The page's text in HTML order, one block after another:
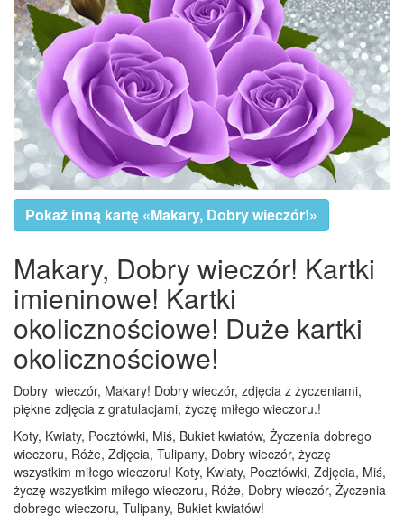
Pokaż inną kartę «Makary, Dobry wieczór!»
Makary, Dobry wieczór! Kartki
imieninowe! Kartki
okolicznościowe! Duże kartki
okolicznościowe!
Dobry_wieczór, Makary! Dobry wieczór, zdjęcia z życzeniami,
piękne zdjęcia z gratulacjami, życzę miłego wieczoru.!
Koty, Kwiaty, Pocztówki, Miś, Bukiet kwiatów, Życzenia dobrego
wieczoru, Róże, Zdjęcia, Tulipany, Dobry wieczór, życzę
wszystkim miłego wieczoru! Koty, Kwiaty, Pocztówki, Zdjęcia, Miś,
życzę wszystkim miłego wieczoru, Róże, Dobry wieczór, Życzenia
dobrego wieczoru, Tulipany, Bukiet kwiatów!